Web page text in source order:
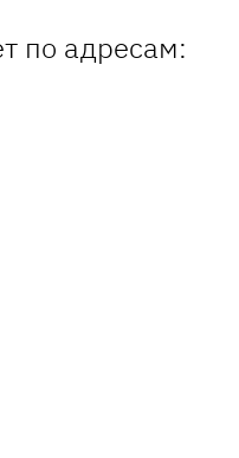
по адресам: